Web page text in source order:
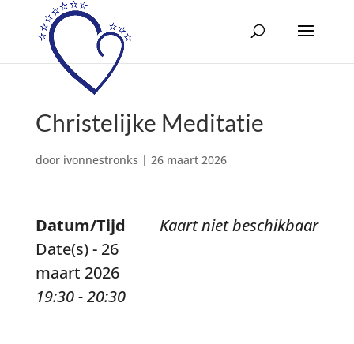
Christelijke Meditatie
door ivonnestronks | 26 maart 2026
Kaart niet beschikbaar
Datum/Tijd
Date(s) - 26
maart 2026
19:30 - 20:30